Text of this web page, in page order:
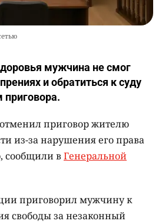
мужчина не смог
и обратиться к суду
приговор жителю
из-за нарушения его права
сообщили вГенеральной
приговорил мужчину к
свободы за незаконный